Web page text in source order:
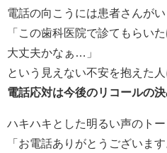
電話の向こうには患者さんがい
「この歯科医院で診てもらいた
大丈夫かなぁ…」
という見えない不安を抱えた人
電話応対は今後のリコールの
ハキハキとした明るい声のト
「お電話ありがとうございます